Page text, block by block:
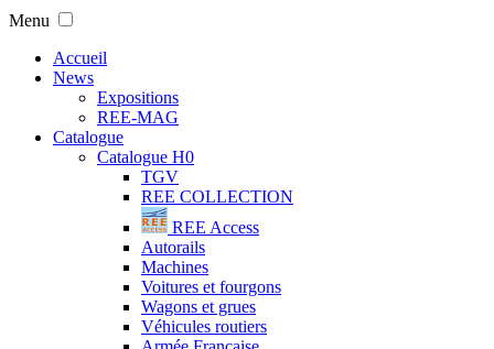
Menu
Accueil
News
Expositions
REE-MAG
Catalogue
Catalogue H0
TGV
REE COLLECTION
REE Access
Autorails
Machines
Voitures et fourgons
Wagons et grues
Véhicules routiers